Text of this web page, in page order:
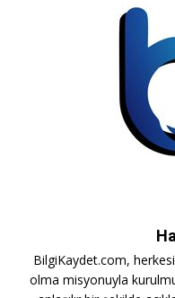
BilgiKaydet.com,
olma misyonuyla